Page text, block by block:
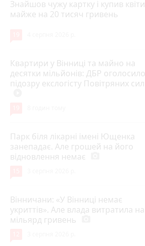
Знайшов чужу картку і купив квіти
майже на 20 тисяч гривень
Квартири у Вінниці та майно на
десятки мільйонів: ДБР оголосило
підозру екслогісту Повітряних сил
Парк біля лікарні імені Ющенка
занепадає. Але грошей на його
відновлення немає
Вінничани: «У Вінниці немає
укриттів». Але влада витратила
мільярд гривень